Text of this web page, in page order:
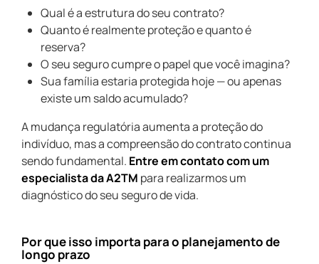
Qual é a estrutura do seu contrato?
Quanto é realmente proteção e quanto é
reserva?
O seu seguro cumpre o papel que você imagina?
Sua família estaria protegida hoje — ou apenas
existe um saldo acumulado?
A mudança regulatória aumenta a proteção do
indivíduo, mas a compreensão do contrato continua
sendo fundamental. Entre em contato com um
especialista da A2TM para realizarmos um
diagnóstico do seu seguro de vida.
por que isso importa para o planejamento de
longo prazo